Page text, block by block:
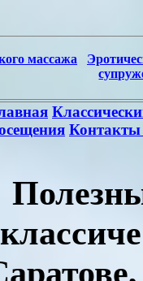
массажа
Контакты